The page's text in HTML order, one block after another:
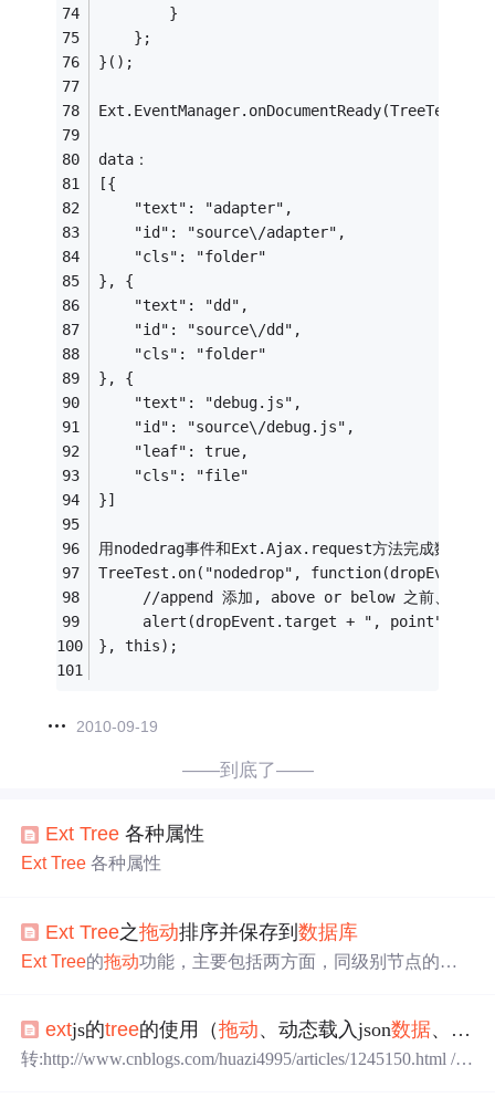
        }
    };
}();
data：
[{
    "text": "adapter",
    "id": "source\/adapter",
    "cls": "folder"
}, {
    "text": "dd",
    "id": "source\/dd",
    "cls": "folder"
}, {
    "text": "debug.js",
    "id": "source\/debug.js",
    "leaf": true,
    "cls": "file"
}]
用nodedrag事件和Ext.Ajax.request方法完成数据操
TreeTest.on("nodedrop", function(dropEvent){
     //append 添加, above or below 之前、之后
alert(dropEvent.target + ", point" +
}, this);
2010-09-19
——到底了——
Ext Tree 各种属性
Ext Tree 各种属性
Ext Tree之拖动排序并保存到数据库
Ext Tree的拖动功能，主要包括两方面，同级别节点的拖
e, Node node, Node oldParent, Node newParent, Number inde
x ) 来响应节点的拖动操作，在Ext.tree.Tree Panel的定义...
extjs的tree的使用（拖动、动态载入json数据、 拖动
转:http://www.cnblogs.com/huazi4995/articles/1245150.html /*